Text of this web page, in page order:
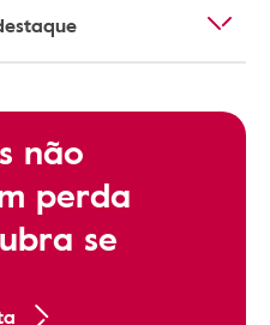
não
perda
se